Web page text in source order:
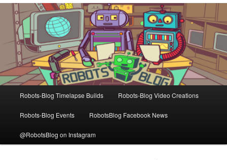
Robots-Blog Timelapse Builds Robots-Blog Video Creations
Robots-Blog Events RobotsBlog Facebook News
@RobotsBlog on Instagram